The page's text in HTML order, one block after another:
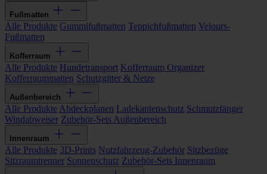
Fußmatten
Alle Produkte Gummifußmatten Teppichfußmatten Velours-
Fußmatten
Kofferraum
Alle Produkte Hundetransport Kofferraum Organizer
Kofferraummatten Schutzgitter & Netze
Außenbereich
Alle Produkte Abdeckplanen Ladekantenschutz Schmutzfänger
Windabweiser Zubehör-Sets Außenbereich
Innenraum
Alle Produkte 3D-Prints Nutzfahrzeug-Zubehör Sitzbezüge
Sitzraumtrenner Sonnenschutz Zubehör-Sets Innenraum